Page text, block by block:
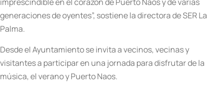
generaciones de oyentes”, sostiene la directora de SER La
Palma.
Desde el Ayuntamiento se invita a vecinos, vecinas y
visitantes a participar en una jornada para disfrutar de la
música, el verano y Puerto Naos.